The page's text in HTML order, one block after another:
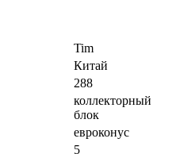
Tim
Китай
288
коллекторный
блок
евроконус
5